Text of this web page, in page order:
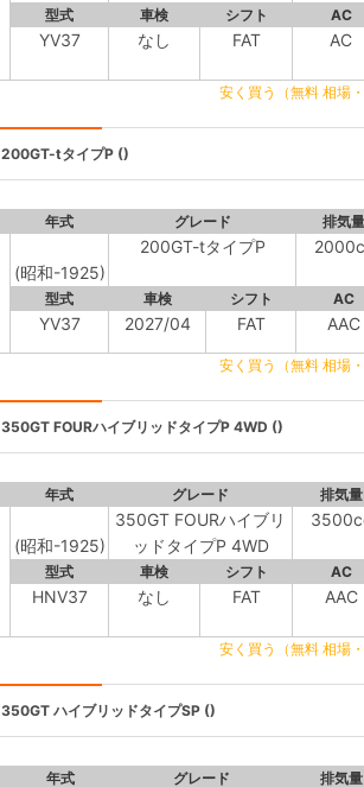
型式 車検 シフト AC
YV37 なし FAT AC
安く買う（無料 相場
200GT-tタイプP ()
年式 グレード 排気量
(昭和-1925)
200GT-tタイプP
型式 車検 シフト AC
YV37 2027/04 FAT AAC
安く買う（無料 相場
350GT FOURハイブリッドタイプP 4WD ()
年式 グレード 排気量
(昭和-1925)
350GT FOURハイブリ
ッドタイプP 4WD
型式 車検 シフト AC
HNV37 なし FAT AAC
安く買う（無料 相場
350GT ハイブリッドタイプSP ()
年式 グレード 排気量